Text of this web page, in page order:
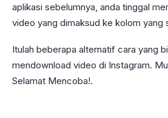
aplikasi sebelumnya, anda tinggal
video yang dimaksud ke kolom yang
Itulah beberapa alternatif cara yang
mendownload video di Instagram.
Selamat Mencoba!.